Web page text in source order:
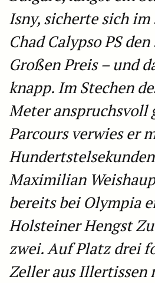
Isny, sicherte sich
Chad Calypso PS
Großen Preis – und
knapp. Im Stechen
Meter anspruchsvoll
Parcours verwies er
Maximilian
bereits bei Olympia
Holsteiner Hengst
zwei. Auf Platz drei
Zeller aus Illertissen